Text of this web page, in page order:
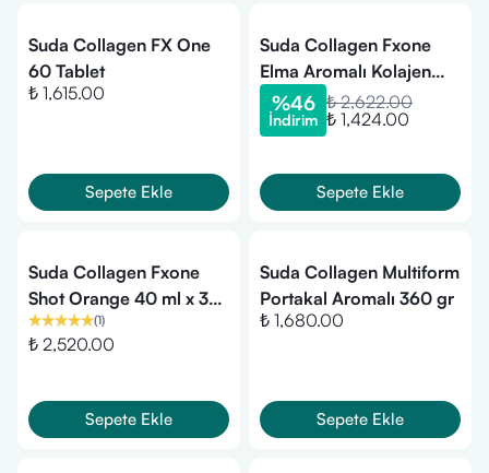
Suda Collagen FX One
60 Tablet
₺ 1,615.00
Sepete Ekle
Suda Collagen Fxone
Elma Aromalı Kolajen
13gx30 Sachet
%46
İndirim
₺ 2,622.00
₺ 1,424.00
Sepete Ekle
Suda Collagen Fxone
Shot Orange 40 ml x 30
Shot
(1)
₺ 2,520.00
Sepete Ekle
Suda Collagen Multiform
Portakal Aromalı 360 gr
₺ 1,680.00
Sepete Ekle